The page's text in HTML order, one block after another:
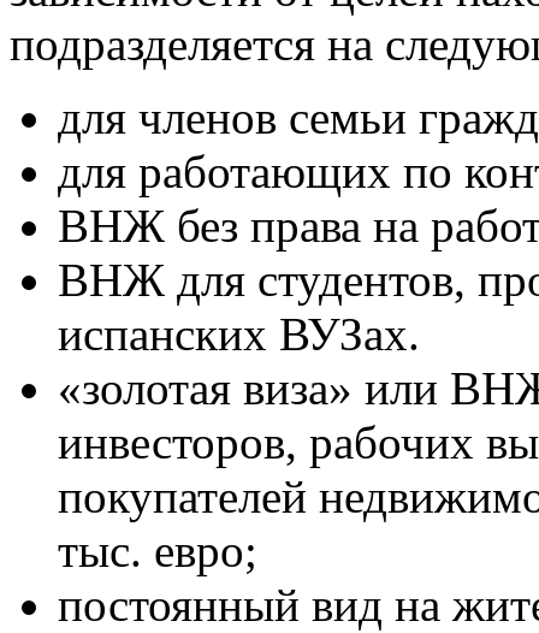
подразделяется на
для членов семьи
для работающих по
ВНЖ без права на
ВНЖ для студентов,
испанских ВУЗах.
«золотая виза» или
инвесторов, рабочих
покупателей
тыс. евро;
постоянный вид на